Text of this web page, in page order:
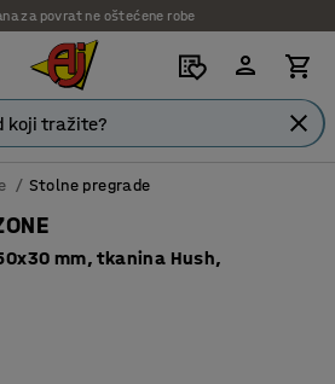
za povrat ne oštećene robe
Stolne pregrade
mm, tkanina Hush,